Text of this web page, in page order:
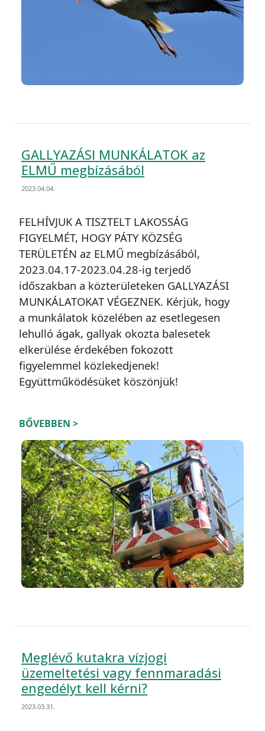
GALLYAZÁSI MUNKÁLATOK az
ELMŰ megbízásából
2023.04.04.
FELHÍVJUK A TISZTELT LAKOSSÁG
FIGYELMÉT, HOGY PÁTY KÖZSÉG
TERÜLETÉN az ELMŰ megbízásából,
2023.04.17-2023.04.28-ig terjedő
időszakban a közterületeken GALLYAZÁSI
MUNKÁLATOKAT VÉGEZNEK. Kérjük, hogy
a munkálatok közelében az esetlegesen
lehulló ágak, gallyak okozta balesetek
elkerülése érdekében fokozott
figyelemmel közlekedjenek!
Együttműködésüket köszönjük!
BŐVEBBEN >
Meglévő kutakra vízjogi
üzemeltetési vagy fennmaradási
engedélyt kell kérni?
2023.03.31.